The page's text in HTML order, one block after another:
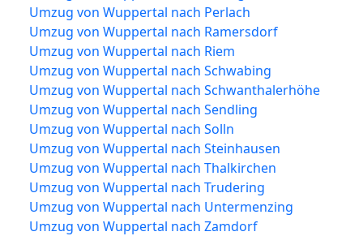
Umzug von Wuppertal nach Perlach
Umzug von Wuppertal nach Ramersdorf
Umzug von Wuppertal nach Riem
Umzug von Wuppertal nach Schwabing
Umzug von Wuppertal nach Schwanthalerhöhe
Umzug von Wuppertal nach Sendling
Umzug von Wuppertal nach Solln
Umzug von Wuppertal nach Steinhausen
Umzug von Wuppertal nach Thalkirchen
Umzug von Wuppertal nach Trudering
Umzug von Wuppertal nach Untermenzing
Umzug von Wuppertal nach Zamdorf